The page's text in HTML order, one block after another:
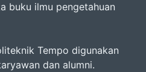
buku ilmu pengetahuan
Tempo digunakan
dan alumni.